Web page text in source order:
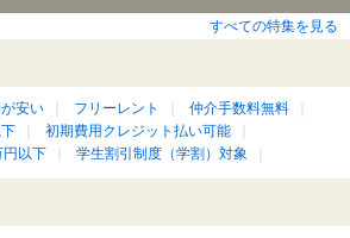
すべての特集を見る
安い フリーレント
仲介手数料無料
初期費用クレジット払い可能
円以下 学生割引制度（学割）対象